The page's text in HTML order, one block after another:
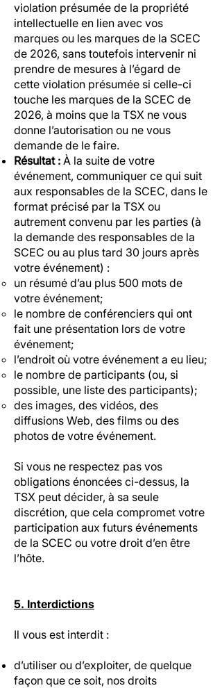
violation présumée de la propriété
intellectuelle en lien avec vos
marques ou les marques de la SCEC
de 2026, sans toutefois intervenir ni
prendre de mesures à l’égard de
cette violation présumée si celle-ci
touche les marques de la SCEC de
2026, à moins que la TSX ne vous
donne l’autorisation ou ne vous
demande de le faire.
Résultat : À la suite de votre
événement, communiquer ce qui suit
aux responsables de la SCEC, dans le
format précisé par la TSX ou
autrement convenu par les parties (à
la demande des responsables de la
SCEC ou au plus tard 30 jours après
votre événement) :
un résumé d’au plus 500 mots de
votre événement;
le nombre de conférenciers qui ont
fait une présentation lors de votre
événement;
l’endroit où votre événement a eu lieu;
le nombre de participants (ou, si
possible, une liste des participants);
des images, des vidéos, des
diffusions Web, des films ou des
photos de votre événement.
Si vous ne respectez pas vos
obligations énoncées ci-dessus, la
TSX peut décider, à sa seule
discrétion, que cela compromet votre
participation aux futurs événements
de la SCEC ou votre droit d’en être
l’hôte.
5. Interdictions
Il vous est interdit :
d’utiliser ou d’exploiter, de quelque
façon que ce soit, nos droits